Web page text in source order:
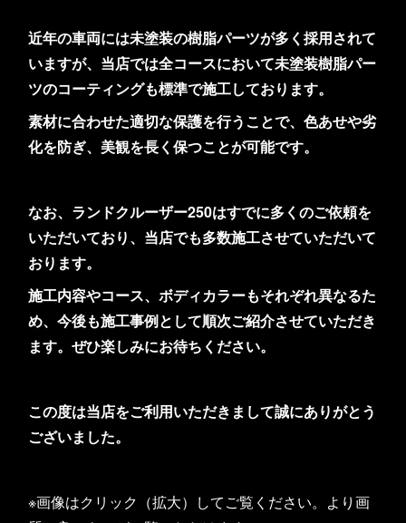
近年の車両には未塗装の樹脂パーツが多く採用されて
いますが、当店では全コースにおいて未塗装樹脂パー
ツのコーティングも標準で施工しております。
素材に合わせた適切な保護を行うことで、色あせや劣
化を防ぎ、美観を長く保つことが可能です。
なお、ランドクルーザー250はすでに多くのご依頼を
いただいており、当店でも多数施工させていただいて
おります。
施工内容やコース、ボディカラーもそれぞれ異なるた
め、今後も施工事例として順次ご紹介させていただき
ます。ぜひ楽しみにお待ちください。
この度は当店をご利用いただきまして誠にありがとう
ございました。
※画像はクリック（拡大）してご覧ください。より画